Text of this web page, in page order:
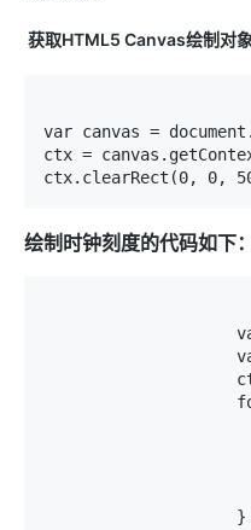
获取HTML5 Canvas绘制对
var canvas =
ctx =
ctx.clearRect(0, 0,
绘制时钟刻度的代码如下：
		    }